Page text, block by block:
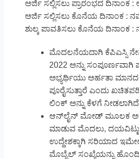
ಅರ್ಜಿ ಸಲ್ಲಿಸಲು ಪ್ರಾರಂಭದ ದಿನಾಂಕ :
ಅರ್ಜಿ ಸಲ್ಲಿಸಲು ಕೊನೆಯ ದಿನಾಂಕ :
ಶುಲ್ಕ ಪಾವತಿಸಲು ಕೊನೆಯ ದಿನಾಂಕ :
ಮೊದಲನೆಯದಾಗಿ ಕೆಪಿಎಸ್ಸಿ
2022 ಅನ್ನು ಸಂಪೂರ್ಣವಾಗಿ
ಅಭ್ಯರ್ಥಿಯು ಅರ್ಹತಾ
ಪೂರೈಸುತ್ತಾರೆ ಎಂದು
ಲಿಂಕ್ ಅನ್ನು ಕೆಳಗೆ
ಆನ್‌ಲೈನ್ ಮೋಡ್ ಮೂಲಕ
ಮಾಡುವ ಮೊದಲು,
ಉದ್ದೇಶಕ್ಕಾಗಿ ಸರಿಯಾದ
ಮೊಬೈಲ್ ಸಂಖ್ಯೆಯನ್ನು